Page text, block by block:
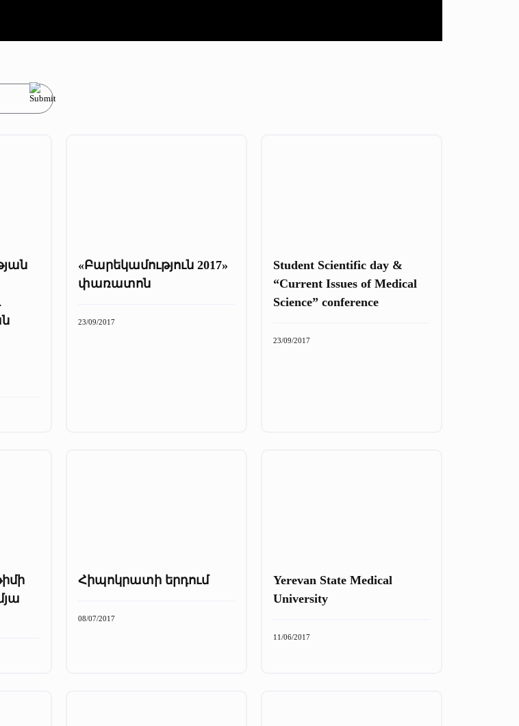
«Բարեկամություն 2017»
փառատոն
23/09/2017
Student Scientific day &
“Current Issues of Medical
Science” conference
23/09/2017
Հիպոկրատի երդում
08/07/2017
Yerevan State Medical
University
11/06/2017